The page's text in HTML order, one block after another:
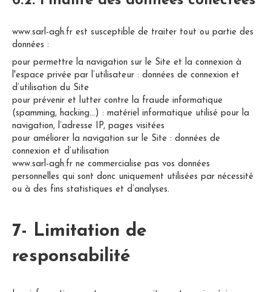
www.sarl-agh.fr est susceptible de traiter tout ou partie des
données :
pour permettre la navigation sur le Site et la connexion à
l'espace privée par l’utilisateur : données de connexion et
d’utilisation du Site
pour prévenir et lutter contre la fraude informatique
(spamming, hacking…) : matériel informatique utilisé pour la
navigation, l’adresse IP, pages visitées
pour améliorer la navigation sur le Site : données de
connexion et d’utilisation
www.sarl-agh.fr ne commercialise pas vos données
personnelles qui sont donc uniquement utilisées par nécessité
ou à des fins statistiques et d’analyses.
7- Limitation de
responsabilité